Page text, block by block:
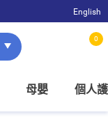
English
0
母嬰 個人